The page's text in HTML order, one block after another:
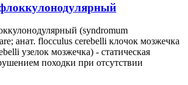
(syndromum
анат. flocculus cerebelli клочок мозжечка
узелок мозжечка) - статическая
походки при отсутствии